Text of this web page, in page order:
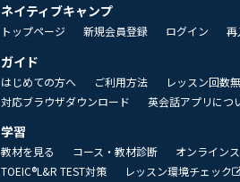
ネイティブキャンプ
トップページ 新規会員登録 ログイン 再
ガイド
はじめての方へ ご利用方法 レッスン回数
対応ブラウザダウンロード
英会話アプリにつ
学習
教材を見る コース・教材診断 オンライン
TOEIC®L&R TEST対策
レッスン環境チェック